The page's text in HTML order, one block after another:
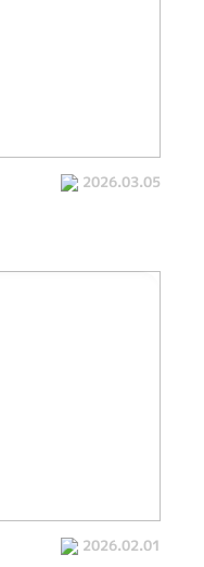
2026.03.05
2026.02.01